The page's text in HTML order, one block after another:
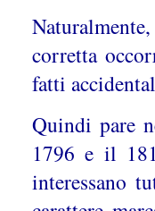
corretta
fatti
Quindi pare
1796 e il
interessano